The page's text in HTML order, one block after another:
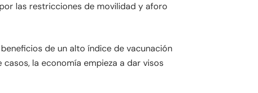
las restricciones de movilidad y aforo
de un alto índice de vacunación
la economía empieza a dar visos